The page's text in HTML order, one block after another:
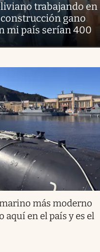
trabajando en
construcción gano
mi país serían 400
más moderno
aquí en el país y es el